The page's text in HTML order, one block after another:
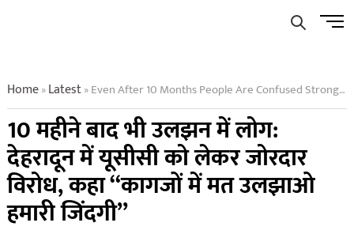
Menu
Home»Latest»Even After 10 Months People Are Confused Strong Protest Against Ucc In Dehradun Said Dont Entangle Our Lives In Papers
10 महीने बाद भी उलझन में लोग:
देहरादून में यूसीसी को लेकर जोरदार
विरोध, कहा “कागजों में मत उलझाओ
हमारी जिंदगी”